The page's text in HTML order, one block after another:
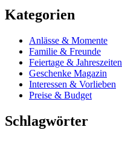
Kategorien
Anlässe & Momente
Familie & Freunde
Feiertage & Jahreszeiten
Geschenke Magazin
Interessen & Vorlieben
Preise & Budget
Schlagwörter